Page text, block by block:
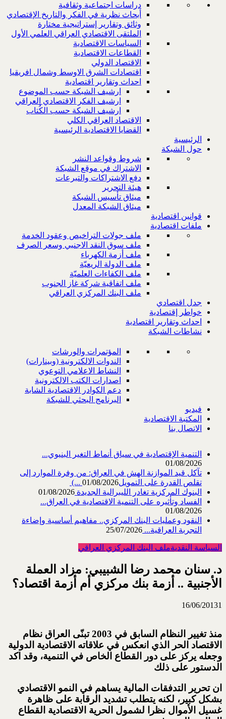
دراسات اجتماعية وثقافية
أبحاث نظرية في الفكر والتاريخ الإقتصادي
وثائق وتقارير إستراتيجية مختارة
الملتقى الاقتصادي العراقي العلمي الأول
السياسات الاقتصادية
القطاعات الاقتصادية
الاقتصاد الدولي
اقتصادات الشرق الاوسط وشمال افريقيا
احداث وتقارير اقتصادية
ارشيف الشبكة حسب الموضوع
ارشيف الفكر الاقتصادي العراقي
ارشيف الشبكة حسب الكُتاب
الاقتصاد العراقي الكلي
القضايا الاقتصادية الرئيسية
الرئيسية
حول الشبكة
شروط وقواعد النشر
الاشتراك في موقع الشبكة
دفع الاشتراكات والتبرعات
هيئة التحرير
ميثاق تأسيس الشبكة
ميثاق الشبكة المعدل
قوانين اقتصادية
ملفات اقتصادية
ملف جولات التراخيص وعقود الخدمة
ملف سوق النقد الاجنبي وسعر الصرف
ملف أزمة الكهرباء
ملف الدولة الريعيّة
ملف الكفاءات العلميّة
ملف اتفاقية شركة غاز الجنوب
ملف البنك المركزي العراقي
جدل اقتصادي
خواطر إقتصادية
احداث وتقارير اقتصادية
نشاطات الشبكة
المؤتمرات والورشات
الندوات الالكترونية (وبينارات)
النشاط الاعلامي التوعوي
اصدارات الكتب الالكترونية
دعم الكوادر الاقتصادية الشابة
البرنامج البحثي للشبكة
فيديو
المكتبة الاقتصادية
الاتصال بنا
التنمية الإقتصادية في سياق أنماط التغير البنيوي...
01/08/2026
تآكل قيد الموازنة الهش في العراق: من وفرة الموارد إلى
تقلص القدرة على التمويل‎ (...01/08/2026
البنوك المركزية تغادر الليبرالية الجديدة 01/08/2026
الفساد وتأثيره على التنمية الاقتصادية في العراق...
01/08/2026
النقود وعمليات البنك المركزي.. مفاهيم أساسية وإضاءة
التجربة العراقية... 25/07/2026
السياسة النقديةملف البنك المركزي العراقي
د. سنان محمد رضا الشبيبي: مزاد العملة
الأجنبية .. أزمة بنك مركزي أم أزمة اقتصاد؟
16/06/20131
منذ تغيير النظام السابق في 2003 تبنّى العراق نظام
الاقتصاد الحر الذي انعكس في علاقاته الاقتصادية الدولية
وجعله يركز على دور القطاع الخاص في التنمية، وقد اكد
الدستور على ذلك
ان تحرير التدفقات المالية يساهم في النمو الاقتصادي
بشكل كبير، لكنه يتطلب تشديد الرقابة على ظاهرة
غسيل الأموال نظرا لشمول الحرية الاقتصادية القطاع